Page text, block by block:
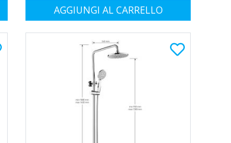
AGGIUNGI AL CARRELLO